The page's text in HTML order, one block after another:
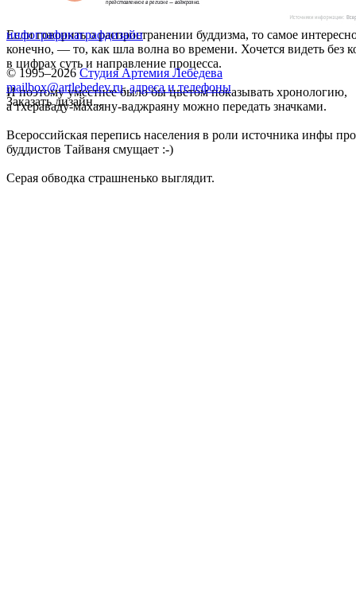
Если говорить о распространении буддизма, то самое
конечно, — то, как шла волна во времени. Хочется видеть без
в цифрах суть и направление процесса.
И поэтому уместнее было бы цветом показывать хронологию,
а тхераваду-махаяну-ваджраяну можно передать значками.
Всероссийская перепись населения в роли источника инфы про
буддистов Тайваня смущает :-)
Серая обводка страшненько выглядит.
инфографикаграфдизайн
© 1995–2026 Студия Артемия Лебедева
mailbox@artlebedev.ru, адреса и телефоны
Заказать дизайн...